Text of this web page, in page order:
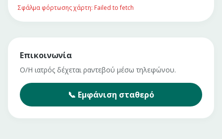
Σφάλμα φόρτωσης χάρτη: Failed to fetch
Επικοινωνία
Ο/Η ιατρός δέχεται ραντεβού μέσω τηλεφώνου.
📞 Εμφάνιση σταθερό